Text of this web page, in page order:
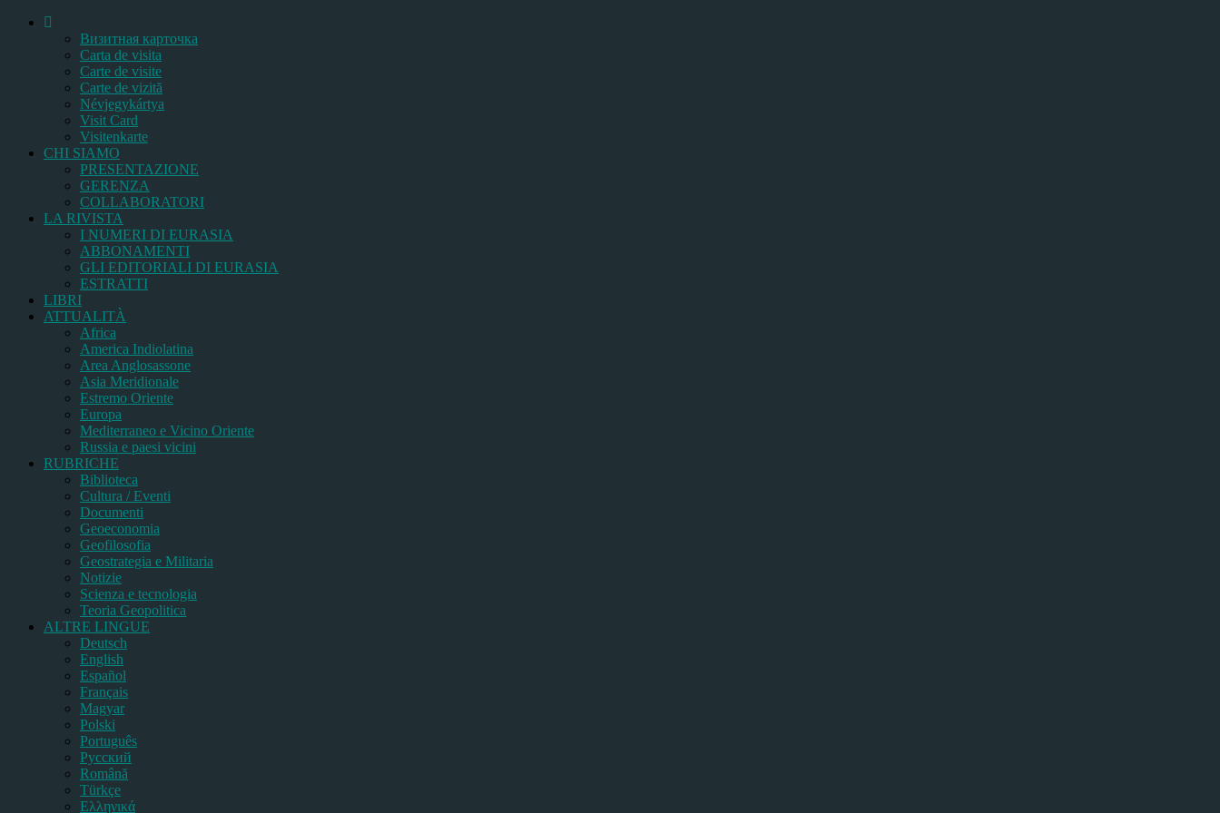
Bизитная карточка
Carta de visita
Carte de visite
Carte de vizită
Névjegykártya
Visit Card
Visitenkarte
CHI SIAMO
PRESENTAZIONE
GERENZA
COLLABORATORI
LA RIVISTA
I NUMERI DI EURASIA
ABBONAMENTI
GLI EDITORIALI DI EURASIA
ESTRATTI
LIBRI
ATTUALITÀ
Africa
America Indiolatina
Area Anglosassone
Asia Meridionale
Estremo Oriente
Europa
Mediterraneo e Vicino Oriente
Russia e paesi vicini
RUBRICHE
Biblioteca
Cultura / Eventi
Documenti
Geoeconomia
Geofilosofia
Geostrategia e Militaria
Notizie
Scienza e tecnologia
Teoria Geopolitica
ALTRE LINGUE
Deutsch
English
Español
Français
Magyar
Polski
Português
Pусский
Română
Türkçe
Ελληνικά